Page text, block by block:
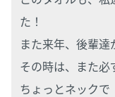
た！
また来年、後輩
その時は、また
ちょっとネック